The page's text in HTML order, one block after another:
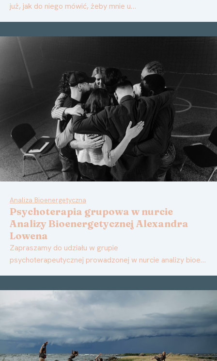
już, jak do niego mówić, żeby mnie u…
Analiza Bioenergetyczna
Psychoterapia grupowa w nurcie
Analizy Bioenergetycznej Alexandra
Lowena
Zapraszamy do udziału w grupie
psychoterapeutycznej prowadzonej w nurcie analizy bioe…